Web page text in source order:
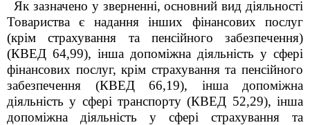
Як зазначено у зверненні, основний вид діяльності
Товариства є надання інших фінансових послуг
(крім страхування та пенсійного забезпечення)
(КВЕД 64,99), інша допоміжна діяльність у сфері
фінансових послуг, крім страхування та пенсійного
забезпечення (КВЕД 66,19), інша допоміжна
діяльність у сфері транспорту (КВЕД 52,29), інша
допоміжна діяльність у сфері страхування та